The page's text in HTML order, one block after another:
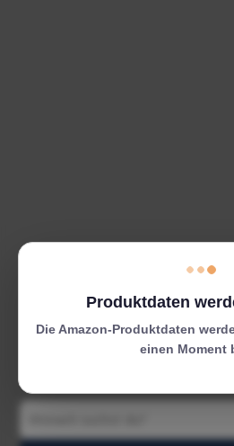
Produktdaten
Die Amazon-Produktdaten
einen Moment